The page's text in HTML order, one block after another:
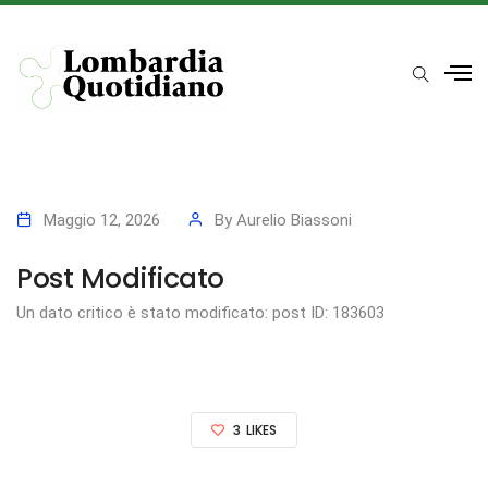
Maggio 12, 2026 By Aurelio Biassoni
Post Modificato
Un dato critico è stato modificato: post ID: 183603
3 LIKES